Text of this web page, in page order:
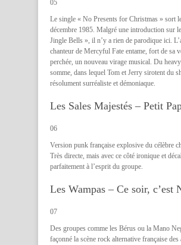
05
Le single « No Presents for Christmas » sort
décembre 1985. Malgré une introduction sur
Jingle Bells », il n’y a rien de parodique ici.
chanteur de Mercyful Fate entame, fort de sa
perchée, un nouveau virage musical. Du
somme, dans lequel Tom et Jerry sirotent du
résolument surréaliste et démoniaque.
Les Sales Majestés – Petit
06
Version punk française explosive du célèbre
Très directe, mais avec ce côté ironique et
parfaitement à l’esprit du groupe.
Les Wampas – Ce soir, c’est
07
Des groupes comme les Bérus ou la Mano
façonné la scène rock alternative française des